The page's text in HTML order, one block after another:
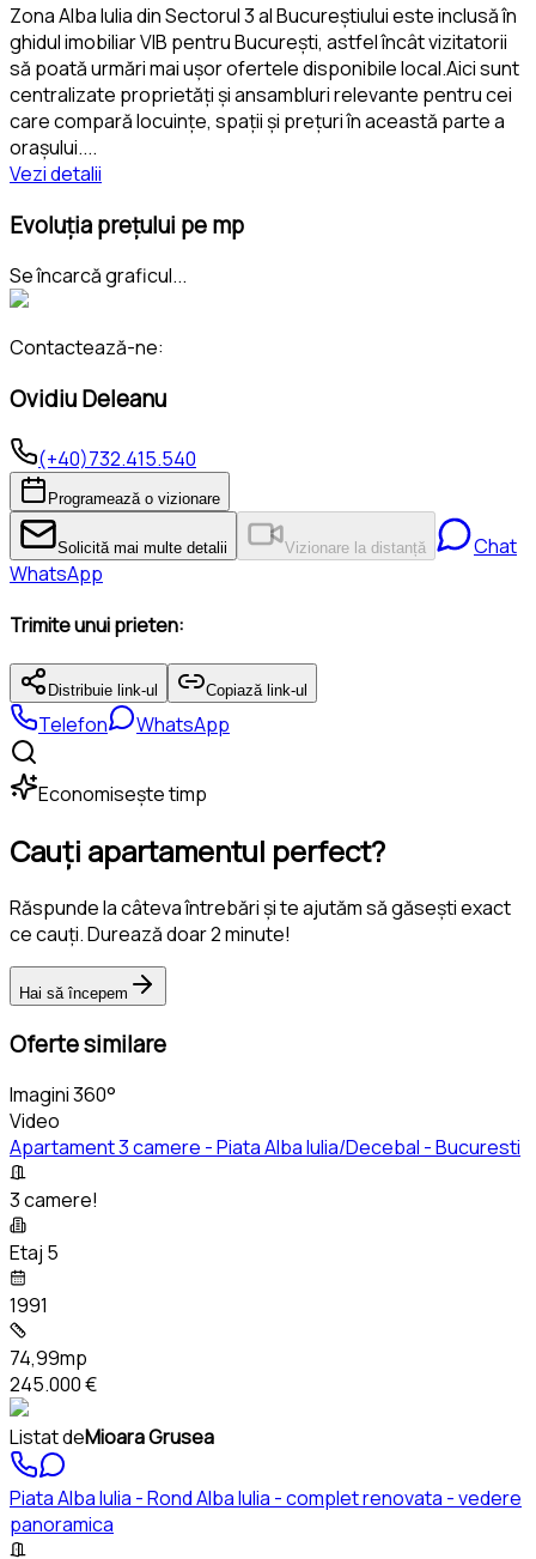
Zona Alba Iulia din Sectorul 3 al Bucureștiului este inclusă în
ghidul imobiliar VIB pentru București, astfel încât vizitatorii
să poată urmări mai ușor ofertele disponibile local.Aici sunt
centralizate proprietăți și ansambluri relevante pentru cei
care compară locuințe, spații și prețuri în această parte a
orașului....
Vezi detalii
Evoluția prețului pe mp
Se încarcă graficul...
Contactează-ne:
Ovidiu Deleanu
(+40)732.415.540
Programează o vizionare
Solicită mai multe detalii Vizionare la distanță
Chat
WhatsApp
Trimite unui prieten:
Distribuie link-ul Copiază link-ul
Telefon WhatsApp
Economisește timp
Cauți apartamentul perfect?
Răspunde la câteva întrebări și te ajutăm să găsești exact
ce cauți. Durează doar 2 minute!
Hai să începem
Oferte similare
Imagini 360°
Video
Apartament 3 camere - Piata Alba Iulia/Decebal - Bucuresti
3 camere!
Etaj 5
1991
74,99mp
245.000 €
Listat deMioara Grusea
Piata Alba Iulia - Rond Alba Iulia - complet renovata - vedere
panoramica